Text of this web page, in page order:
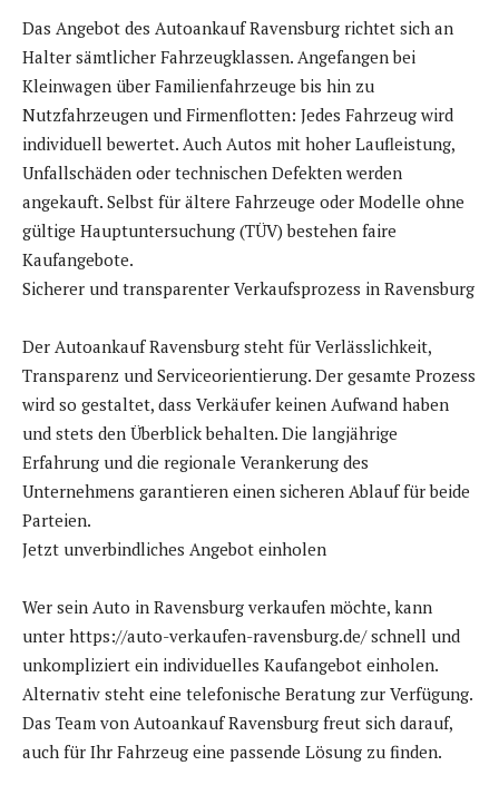
Das Angebot des Autoankauf Ravensburg richtet sich an
Halter sämtlicher Fahrzeugklassen. Angefangen bei
Kleinwagen über Familienfahrzeuge bis hin zu
Nutzfahrzeugen und Firmenflotten: Jedes Fahrzeug wird
individuell bewertet. Auch Autos mit hoher Laufleistung,
Unfallschäden oder technischen Defekten werden
angekauft. Selbst für ältere Fahrzeuge oder Modelle ohne
gültige Hauptuntersuchung (TÜV) bestehen faire
Kaufangebote.
Sicherer und transparenter Verkaufsprozess in Ravensburg
Der Autoankauf Ravensburg steht für Verlässlichkeit,
Transparenz und Serviceorientierung. Der gesamte Prozess
wird so gestaltet, dass Verkäufer keinen Aufwand haben
und stets den Überblick behalten. Die langjährige
Erfahrung und die regionale Verankerung des
Unternehmens garantieren einen sicheren Ablauf für beide
Parteien.
Jetzt unverbindliches Angebot einholen
Wer sein Auto in Ravensburg verkaufen möchte, kann
unter https://auto-verkaufen-ravensburg.de/ schnell und
unkompliziert ein individuelles Kaufangebot einholen.
Alternativ steht eine telefonische Beratung zur Verfügung.
Das Team von Autoankauf Ravensburg freut sich darauf,
auch für Ihr Fahrzeug eine passende Lösung zu finden.